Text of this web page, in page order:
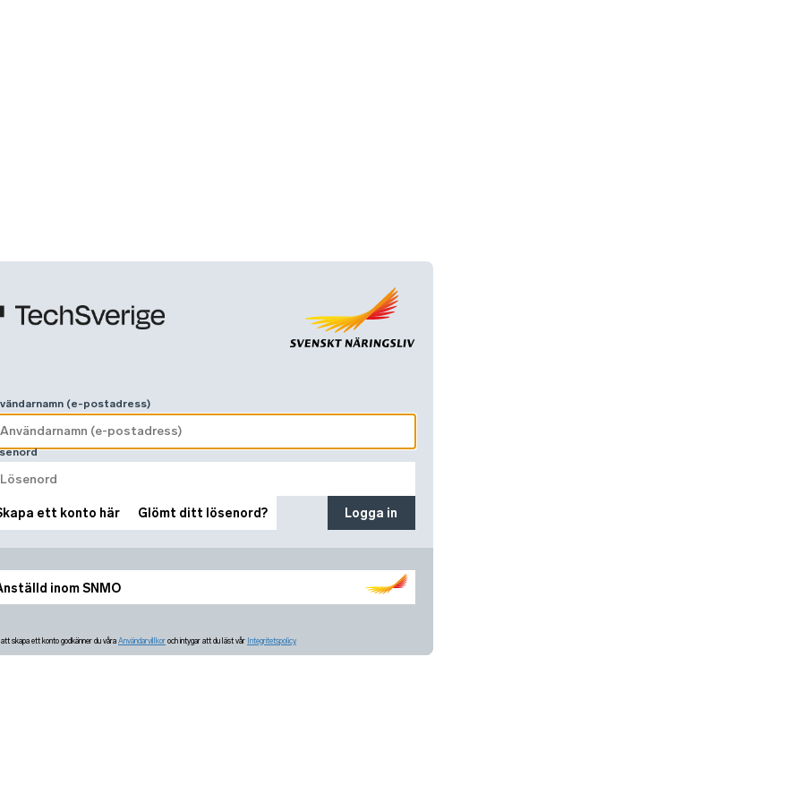
inom SNMO
(e-postadress)
ett konto här Glömt ditt lösenord? Logga in
skapa ett konto godkänner du våra Användarvillkor och intygar att du läst vår Integritetspolicy.